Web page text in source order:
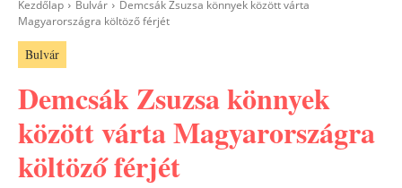
Kezdőlap Bulvár
Demcsák Zsuzsa könnyek között várta
Magyarországra költöző férjét
Bulvár
Demcsák Zsuzsa könnyek
között várta Magyarországra
költöző férjét